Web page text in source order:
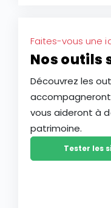
Faites-vous une
Nos outils
Découvrez les
vous aideront à
patrimoine.
Tester les